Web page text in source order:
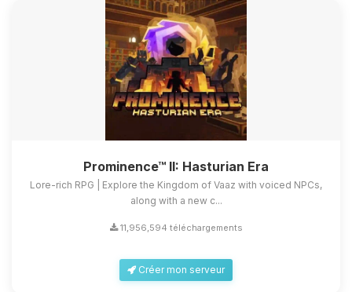
Prominence™ II: Hasturian Era
Lore-rich RPG | Explore the Kingdom of Vaaz with voiced NPCs,
along with a new c...
11,956,594 téléchargements
Créer mon serveur